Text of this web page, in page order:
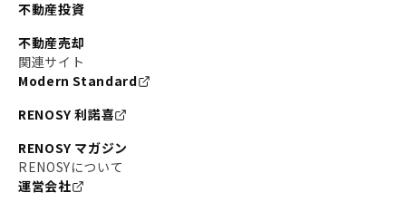
不動産投資
不動産売却
関連サイト
Modern Standard
RENOSY 利諾喜
RENOSY マガジン
RENOSYについて
運営会社